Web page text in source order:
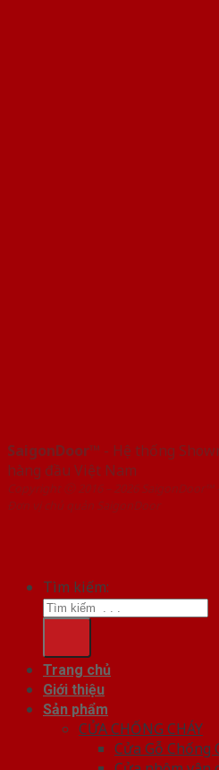
SaigonDoor™ - Hệ thống
hàng đầu Việt Nam
Copyright ⓒ 2016 – 2026
Đơn vị chủ quản SaigonDoor
Tìm kiếm:
Trang chủ
Giới thiệu
Sản phẩm
CỬA CHỐNG CHÁY
Cửa Gỗ Chống